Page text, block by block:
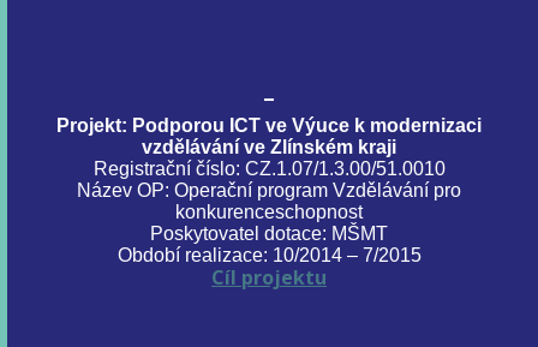
Projekt: Podporou ICT ve Výuce k modernizaci
vzdělávání ve Zlínském kraji
Registrační číslo: CZ.1.07/1.3.00/51.0010
Název OP: Operační program Vzdělávání pro
konkurenceschopnost
Poskytovatel dotace: MŠMT
Období realizace: 10/2014 – 7/2015
Cíl projektu